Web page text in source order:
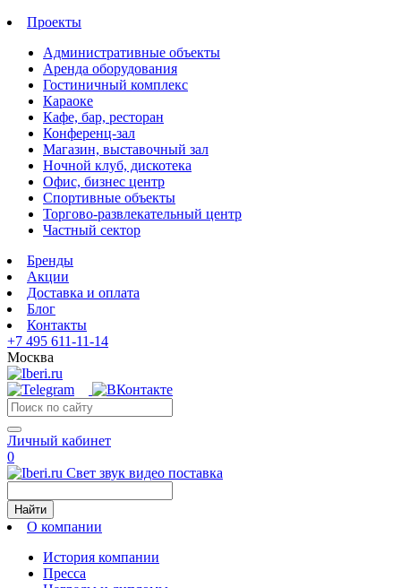
Проекты
Административные объекты
Аренда оборудования
Гостиничный комплекс
Караоке
Кафе, бар, ресторан
Конференц-зал
Магазин, выставочный зал
Ночной клуб, дискотека
Офис, бизнес центр
Спортивные объекты
Торгово-развлекательный центр
Частный сектор
Бренды
Акции
Доставка и оплата
Блог
Контакты
+7 495 611-11-14
Москва
Личный кабинет
0
Свет звук видео поставка
Найти
О компании
История компании
Пресса